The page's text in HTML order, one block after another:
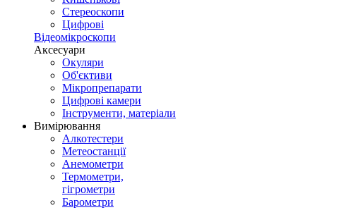
Стереоскопи
Цифрові
Відеомікроскопи
Аксесуари
Окуляри
Об'єктиви
Мікропрепарати
Цифрові камери
Інструменти, матеріали
Вимірювання
Алкотестери
Метеостанції
Анемометри
Термометри,
гігрометри
Барометри